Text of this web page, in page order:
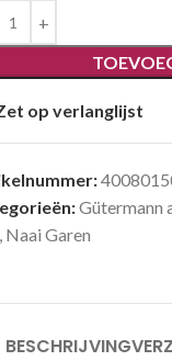
op verlanglijst
Gütermann
, Naai Garen
BESCHRIJVING